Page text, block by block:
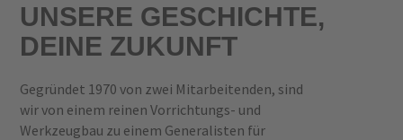
UNSERE GESCHICHTE,
DEINE ZUKUNFT
Gegründet 1970 von zwei Mitarbeitenden, sind
wir von einem reinen Vorrichtungs- und
Werkzeugbau zu einem Generalisten für